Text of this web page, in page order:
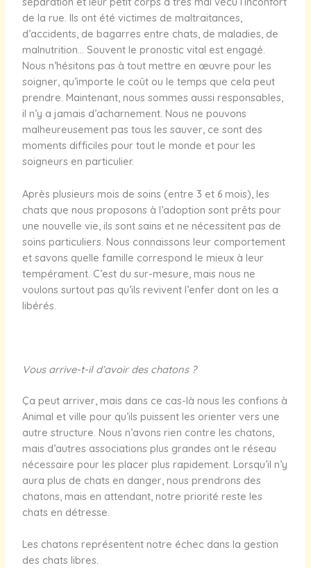
de la rue. Ils ont été victimes de maltraitances,
d’accidents, de bagarres entre chats, de maladies, de
malnutrition… Souvent le pronostic vital est engagé.
Nous n’hésitons pas à tout mettre en œuvre pour les
soigner, qu’importe le coût ou le temps que cela peut
prendre. Maintenant, nous sommes aussi responsables,
il n’y a jamais d’acharnement. Nous ne pouvons
malheureusement pas tous les sauver, ce sont des
moments difficiles pour tout le monde et pour les
soigneurs en particulier.
Après plusieurs mois de soins (entre 3 et 6 mois), les
chats que nous proposons à l’adoption sont prêts pour
une nouvelle vie, ils sont sains et ne nécessitent pas de
soins particuliers. Nous connaissons leur comportement
et savons quelle famille correspond le mieux à leur
tempérament. C’est du sur-mesure, mais nous ne
voulons surtout pas qu’ils revivent l’enfer dont on les a
libérés.
Vous arrive-t-il d’avoir des chatons ?
Ça peut arriver, mais dans ce cas-là nous les confions à
Animal et ville pour qu’ils puissent les orienter vers une
autre structure. Nous n’avons rien contre les chatons,
mais d’autres associations plus grandes ont le réseau
nécessaire pour les placer plus rapidement. Lorsqu’il n’y
aura plus de chats en danger, nous prendrons des
chatons, mais en attendant, notre priorité reste les
chats en détresse.
Les chatons représentent notre échec dans la gestion
des chats libres.